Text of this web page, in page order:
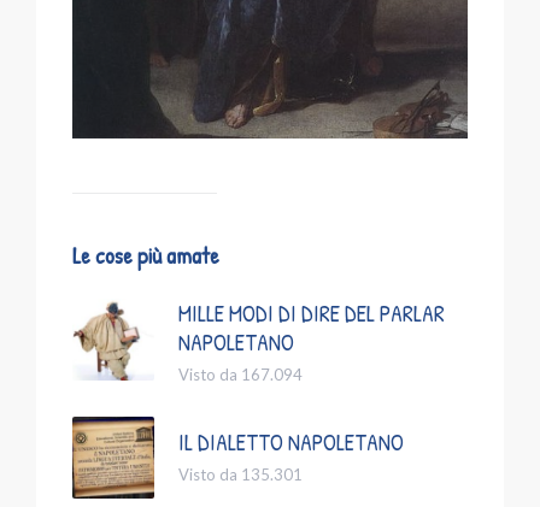
Le cose più amate
MILLE MODI DI DIRE DEL PARLAR
NAPOLETANO
Visto da 167.094
IL DIALETTO NAPOLETANO
Visto da 135.301